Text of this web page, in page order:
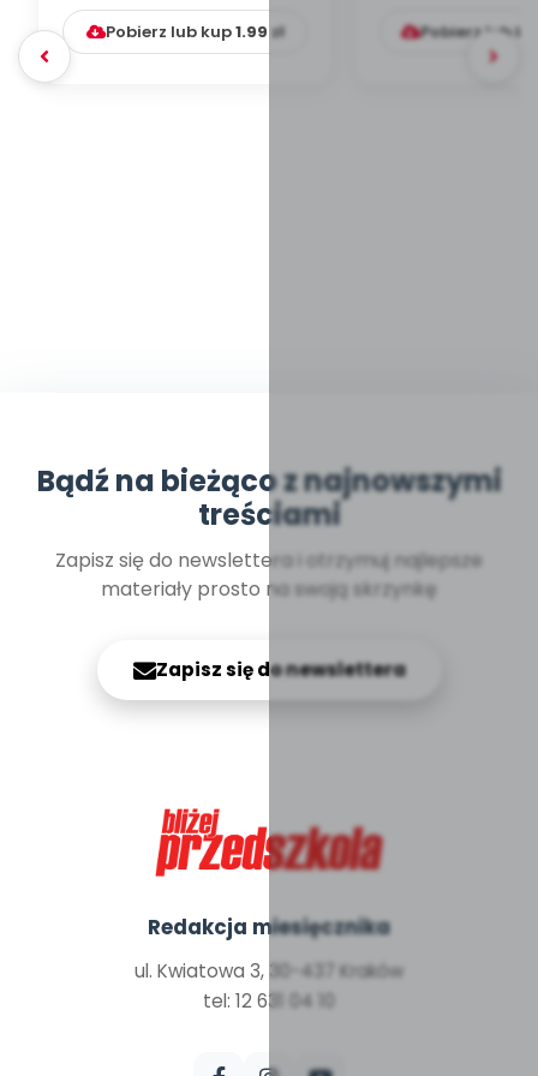
Pobierz lub kup1.99 zł Pobierz lub
Bądź na bieżąco z najnowszymi
treściami
Zapisz się do newslettera i otrzymuj najlepsze
materiały prosto na swoją skrzynkę
Zapisz się do newslettera
Redakcja miesięcznika
ul. Kwiatowa 3, 30-437 Kraków
tel: 12 631 04 10